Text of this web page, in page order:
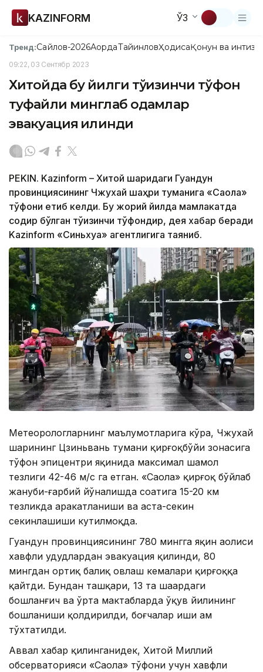
KAZINFORM ЎЗ
Тренд:Сайлов-2026АқордаТайинловҲодисаҚонун ва
09:22, 03 Сентябр 2023
Хитойда бу йилги тўққизинчи тўфон
туфайли минглаб одамлар
эвакуация қилинди
PEKIN. Kazinform – Хитой шарқидаги Гуандун
провинциясининг Чжухай шаҳри туманига «Саола»
тўфони етиб келди. Бу жорий йилда мамлакатда
содир бўлган тўққизинчи тўфондир, дея хабар беради
Kazinform «Синьхуа» агентлигига таяниб.
Метеорологларнинг маълумотларига кўра, Чжухай
шаҳрининг Цзиньвань тумани қирғоқбўйи зонасига
тўфон эпицентри яқинида максимал шамол
тезлиги 42-46 м/с га етган. «Саола» қирғоқ бўйлаб
жануби-ғарбий йўналишда соатига 15-20 км
тезликда ҳаракатланиши ва аста-секин
секинлашиши кутилмоқда.
Гуандун провинциясининг 780 мингга яқин аҳолиси
хавфли ҳудудлардан эвакуация қилинди, 80
мингдан ортиқ балиқ овлаш кемалари қирғоққа
қайтди. Бундан ташқари, 13 та шаҳардаги
бошланғич ва ўрта мактабларда ўқув йилининг
бошланиши қолдирилди, боғчалар иши ҳам
тўхтатилди.
Аввал хабар қилинганидек, Хитой Миллий
обсерваторияси «Саола» тўфони учун хавфли